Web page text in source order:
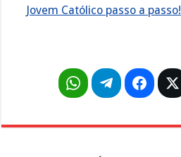
Jovem Católico passo a passo!